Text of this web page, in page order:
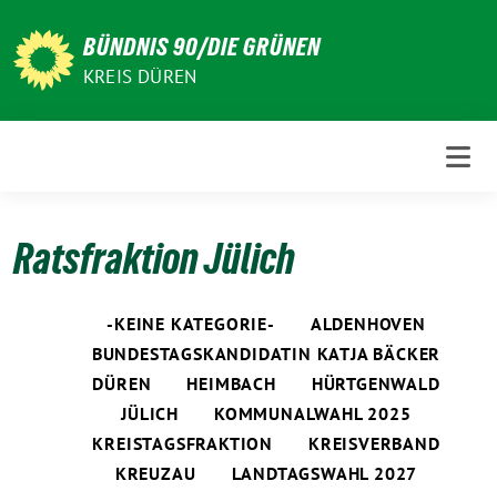
zum
Inhalt
BÜNDNIS 90/DIE GRÜNEN
KREIS DÜREN
Ratsfraktion Jülich
-KEINE KATEGORIE-
ALDENHOVEN
BUNDESTAGSKANDIDATIN KATJA BÄCKER
DÜREN
HEIMBACH
HÜRTGENWALD
JÜLICH
KOMMUNALWAHL 2025
KREISTAGSFRAKTION
KREISVERBAND
KREUZAU
LANDTAGSWAHL 2027